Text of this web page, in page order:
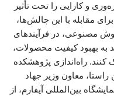
و کارایی را تحت تأثیر
مقابله با این چالش‌ها،
مصنوعی، در فرآیندهای
به بهبود کیفیت محصولات،
راه‌اندازی پژوهشکده
معاون وزیر جهاد
بین‌المللی آیفارم، از